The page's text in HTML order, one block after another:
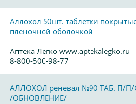
Аллохол 50шт. таблетки
пленочной оболочкой
Аптека Легко www.aptekalegko.ru
8-800-500-98-77
АЛЛОХОЛ реневал №90 ТАБ. П/
/ОБНОВЛЕНИЕ/